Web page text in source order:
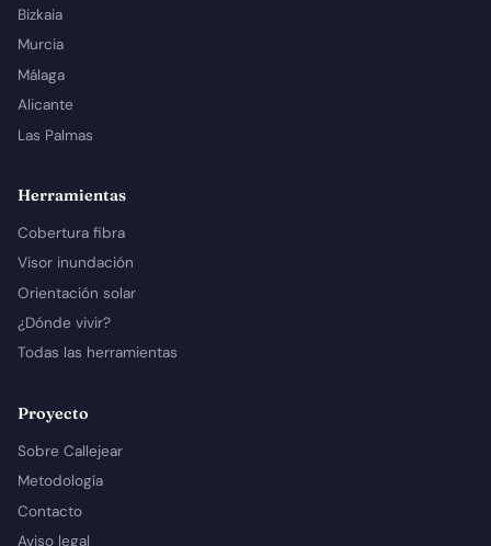
Bizkaia
Murcia
Málaga
Alicante
Las Palmas
Herramientas
Cobertura fibra
Visor inundación
Orientación solar
¿Dónde vivir?
Todas las herramientas
Proyecto
Sobre Callejear
Metodología
Contacto
Aviso legal